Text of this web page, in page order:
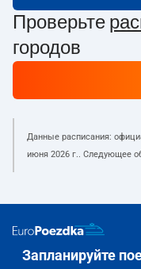
Проверьте
городов
Данные расписания:
июня 2026 г.. Следующее
Запланируйте